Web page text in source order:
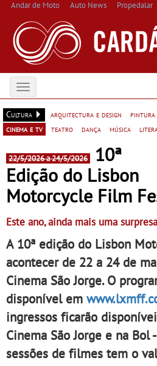
Andar de Moto Auto News Propedalar
Toggle
navigation
Cultura
arquitectura e design pintura
cinema e tv
teatro dança música
22/5/2026 a 24/5/2026
10ª
Edição do Lisbon
Motorcycle Film
Este ano, ainda mais uma surpresa
A 10ª edição do Lisbon
acontecer de 22 a 24 de
Cinema São Jorge. O
disponível em
ingressos ficarão
Cinema São Jorge e na
sessões de filmes tem o